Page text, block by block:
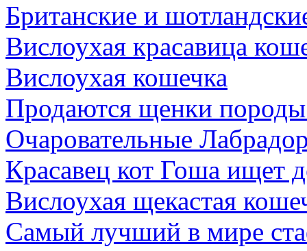
Британские и
Вислоухая красавица
Вислоухая кошечка
Продаются щенки
Очаровательные
Красавец кот Гоша ищет
Вислоухая щекастая
Самый лучший в мире